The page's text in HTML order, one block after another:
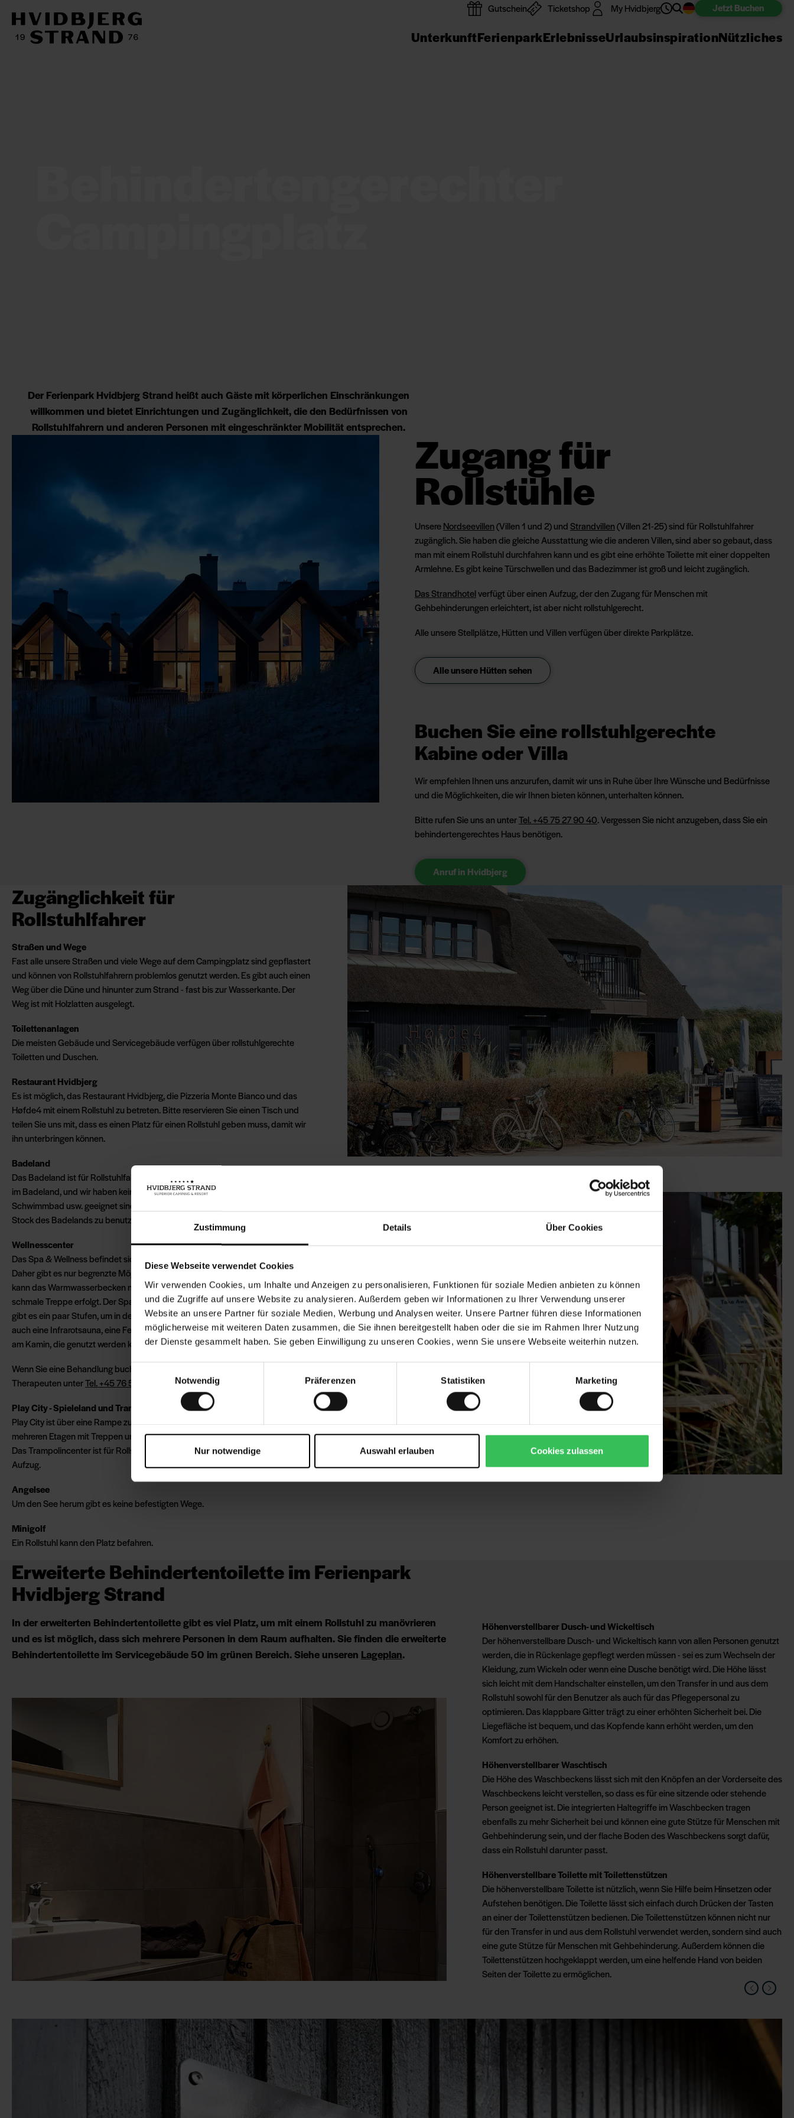
Zustimmung Details Über Cookies
Diese Webseite verwendet Cookies
Wir verwenden Cookies, um Inhalte und Anzeigen zu personalisieren, Funktionen für soziale Medien anbieten zu können
und die Zugriffe auf unsere Website zu analysieren. Außerdem geben wir Informationen zu Ihrer Verwendung unserer
Website an unsere Partner für soziale Medien, Werbung und Analysen weiter. Unsere Partner führen diese Informationen
möglicherweise mit weiteren Daten zusammen, die Sie ihnen bereitgestellt haben oder die sie im Rahmen Ihrer Nutzung
der Dienste gesammelt haben. Sie geben Einwilligung zu unseren Cookies, wenn Sie unsere Webseite weiterhin nutzen.
Einwilligungsauswahl
Notwendig
Präferenzen Statistiken Marketing
Nur notwendige Auswahl erlauben Cookies zulassen
Gutschein Ticketshop My Hvidbjerg JetztBuchen
UnterkunftFerienparkErlebnisseUrlaubsinspirationNützliches
Der Ferienpark Hvidbjerg Strand heißt auch Gäste mit körperlichen Einschränkungen
willkommen und bietet Einrichtungen und Zugänglichkeit, die den Bedürfnissen von
Rollstuhlfahrern und anderen Personen mit eingeschränkter Mobilität entsprechen.
Zugang für
Rollstühle
UnsereNordseevillen(Villen 1 und 2) und Strandvillen(Villen 21-25) sind für Rollstuhlfahrer
zugänglich. Sie haben die gleiche Ausstattung wie die anderen Villen, sind aber so gebaut, dass
man mit einem Rollstuhl durchfahren kann und es gibt eine erhöhte Toilette mit einer doppelten
Armlehne. Es gibt keine Türschwellen und das Badezimmer ist groß und leicht zugänglich.
Das Strandhotelverfügt über einen Aufzug, der den Zugang für Menschen mit
Gehbehinderungen erleichtert, ist aber nicht rollstuhlgerecht.
Alle unsere Stellplätze, Hütten und Villen verfügen über direkte Parkplätze.
Alle unsere Hütten sehen
Buchen Sie eine rollstuhlgerechte
Kabine oder Villa
Wir empfehlen Ihnen uns anzurufen, damit wir uns in Ruhe über Ihre Wünsche und Bedürfnisse
und die Möglichkeiten, die wir Ihnen bieten können, unterhalten können.
Bitte rufen Sie uns an unterTel. +45 75 27 90 40. Vergessen Sie nicht anzugeben, dass Sie ein
behindertengerechtes Haus benötigen.
Anruf in Hvidbjerg
Zugänglichkeit für
Rollstuhlfahrer
Straßen und Wege
Fast alle unsere Straßen und viele Wege auf dem Campingplatz sind gepflastert
und können von Rollstuhlfahrern problemlos genutzt werden. Es gibt auch einen
Weg über die Düne und hinunter zum Strand - fast bis zur Wasserkante. Der
Weg ist mit Holzlatten ausgelegt.
Toilettenanlagen
Die meisten Gebäude und Servicegebäude verfügen über rollstuhlgerechte
Toiletten und Duschen.
Restaurant Hvidbjerg
Es ist möglich, das Restaurant Hvidbjerg, die Pizzeria Monte Bianco und das
Høfde4 mit einem Rollstuhl zu betreten. Bitte reservieren Sie einen Tisch und
teilen Sie uns mit, dass es einen Platz für einen Rollstuhl geben muss, damit wir
ihn unterbringen können.
Badeland
Das Badeland ist für Rollstuhlfahrer zugänglich, aber wir haben keine Aufzüge
im Badeland, und wir haben keine Rollstühle, die für den Gebrauch im
Schwimmbad usw. geeignet sind. Es ist nicht möglich, die Grotte und den ersten
Stock des Badelands zu benutzen, da es nur Treppen gibt.
Wellnesscenter
Das Spa & Wellness befindet sich auf 2 Etagen und es gibt keinen Aufzug.
Daher gibt es nur begrenzte Möglichkeiten für Rollstuhlfahrer. Im Erdgeschoss
kann das Warmwasserbecken nicht benutzt werden, da der Zugang über eine
schmale Treppe erfolgt. Der Spa-Pool mit Musik kann genutzt werden, allerdings
gibt es ein paar Stufen, um in den Pool zu gelangen. Im Erdgeschoss gibt es
auch eine Infrarotsauna, eine Feuersauna, eine Mineralsauna und ein Fußbad
am Kamin, die genutzt werden können.
Wenn Sie eine Behandlung buchen möchten, wenden Sie sich bitte an unsere
Therapeuten unterTel. +45 76 54 25 18
Play City - Spieleland und Trampolincenter
Play City ist über eine Rampe zugänglich, aber die Spielgeräte sind auf
mehreren Etagen mit Treppen und Leitern aufgestellt. Es gibt keinen Aufzug.
Das Trampolincenter ist für Rollstuhlfahrer nicht zugänglich. Es gibt keinen
Aufzug.
Angelsee
Um den See herum gibt es keine befestigten Wege.
Minigolf
Ein Rollstuhl kann den Platz befahren.
Erweiterte Behindertentoilette im Ferienpark
Hvidbjerg Strand
In der erweiterten Behindertentoilette gibt es viel Platz, um mit einem Rollstuhl zu manövrieren
und es ist möglich, dass sich mehrere Personen in dem Raum aufhalten. Sie finden die erweiterte
Behindertentoilette im Servicegebäude 50 im grünen Bereich. Siehe unseren Lageplan.
Höhenverstellbarer Dusch- und Wickeltisch
Der höhenverstellbare Dusch- und Wickeltisch kann von allen Personen genutzt
werden, die in Rückenlage gepflegt werden müssen - sei es zum Wechseln der
Kleidung, zum Wickeln oder wenn eine Dusche benötigt wird. Die Höhe lässt
sich leicht mit dem Handschalter einstellen, um den Transfer in und aus dem
Rollstuhl sowohl für den Benutzer als auch für das Pflegepersonal zu
optimieren. Das klappbare Gitter trägt zu einer erhöhten Sicherheit bei. Die
Liegefläche ist bequem, und das Kopfende kann erhöht werden, um den
Komfort zu erhöhen.
Höhenverstellbarer Waschtisch
Die Höhe des Waschbeckens lässt sich mit den Knöpfen an der Vorderseite des
Waschbeckens leicht verstellen, so dass es für eine sitzende oder stehende
Person geeignet ist. Die integrierten Haltegriffe im Waschbecken tragen
ebenfalls zu mehr Sicherheit bei und können eine gute Stütze für Menschen mit
Gehbehinderung sein, und der flache Boden des Waschbeckens sorgt dafür,
dass ein Rollstuhl darunter passt.
Höhenverstellbare Toilette mit Toilettenstützen
Die höhenverstellbare Toilette ist nützlich, wenn Sie Hilfe beim Hinsetzen oder
Aufstehen benötigen. Die Toilette lässt sich einfach durch Drücken der Tasten
an einer der Toilettenstützen bedienen. Die Toilettenstützen können nicht nur
für den Transfer in und aus dem Rollstuhl verwendet werden, sondern sind auch
eine gute Stütze für Menschen mit Gehbehinderung. Außerdem können die
Toilettenstützen hochgeklappt werden, um eine helfende Hand von beiden
Seiten der Toilette zu ermöglichen.